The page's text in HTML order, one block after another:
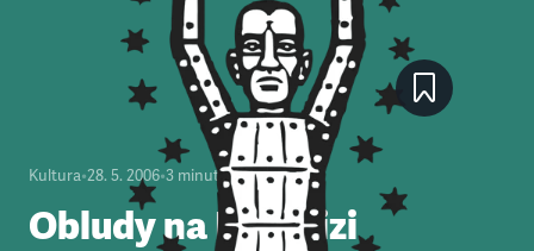
Kultura•28. 5. 2006•3 minuty
Obludy na Eurovizi